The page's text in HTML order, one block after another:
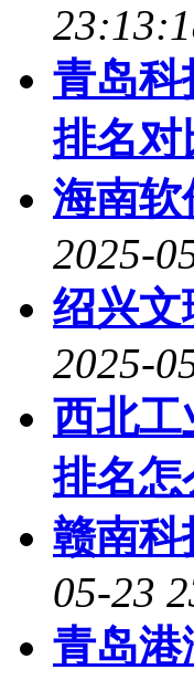
青岛科
排名对
海南软
2025-
绍兴文
2025-
西北工
排名怎
赣南科
05-23
青岛港